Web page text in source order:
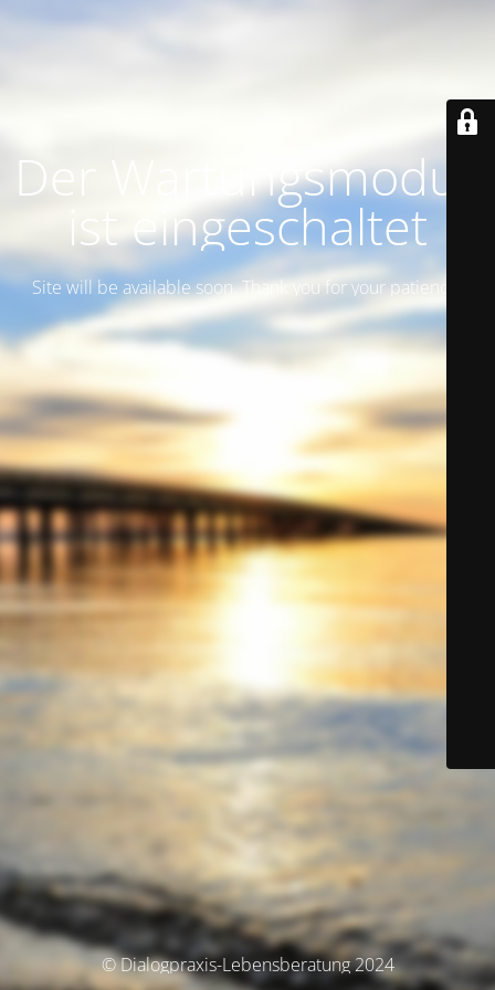
Der Wartungsmodus
ist eingeschaltet
Site will be available soon. Thank you for your patience!
© Dialogpraxis-Lebensberatung 2024